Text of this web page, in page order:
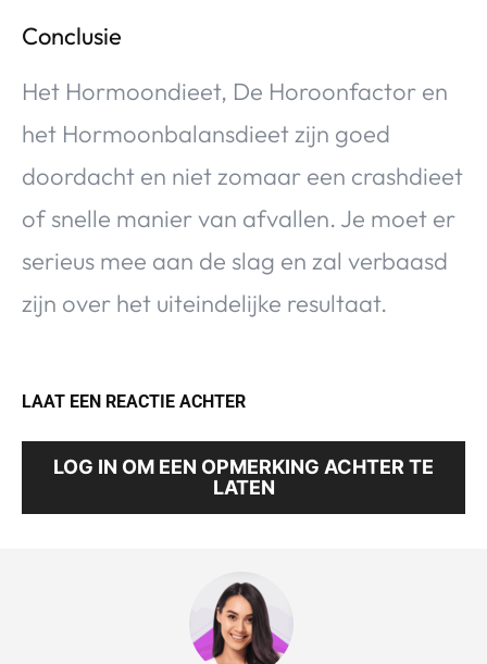
Conclusie
Het Hormoondieet, De Horoonfactor en
het Hormoonbalansdieet zijn goed
doordacht en niet zomaar een crashdieet
of snelle manier van afvallen. Je moet er
serieus mee aan de slag en zal verbaasd
zijn over het uiteindelijke resultaat.
LAAT EEN REACTIE ACHTER
LOG IN OM EEN OPMERKING ACHTER TE
LATEN